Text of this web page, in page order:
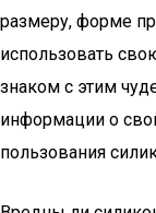
размеру, форме
использовать
знаком с этим
информации о
пользования